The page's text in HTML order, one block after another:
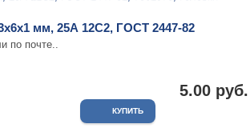
мм, 25А 12С2, ГОСТ 2447-82
по почте..
5.00 руб.